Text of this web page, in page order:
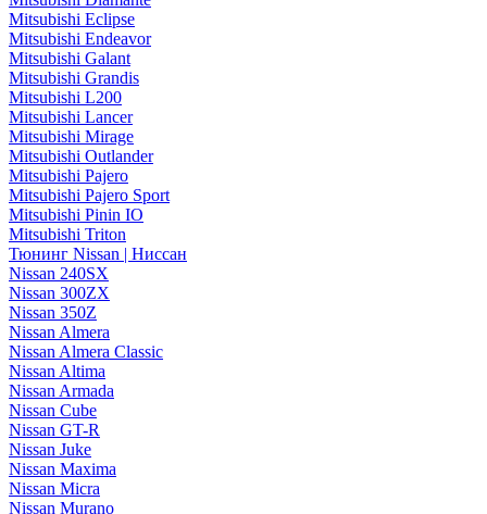
Mitsubishi Eclipse
Mitsubishi Endeavor
Mitsubishi Galant
Mitsubishi Grandis
Mitsubishi L200
Mitsubishi Lancer
Mitsubishi Mirage
Mitsubishi Outlander
Mitsubishi Pajero
Mitsubishi Pajero Sport
Mitsubishi Pinin IO
Mitsubishi Triton
Тюнинг Nissan | Ниссан
Nissan 240SX
Nissan 300ZX
Nissan 350Z
Nissan Almera
Nissan Almera Classic
Nissan Altima
Nissan Armada
Nissan Cube
Nissan GT-R
Nissan Juke
Nissan Maxima
Nissan Micra
Nissan Murano